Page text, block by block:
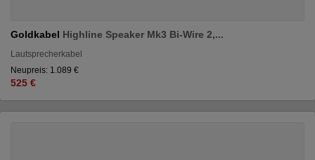
Goldkabel Highline Speaker Mk3 Bi-Wire 2,...
Lautsprecherkabel
Neupreis: 1.089 €
525 €